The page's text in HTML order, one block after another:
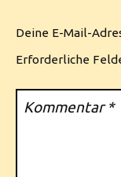
Deine E-Mail-
Erforderliche
Kommentar*